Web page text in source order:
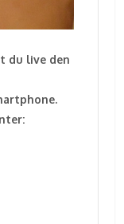
du live den